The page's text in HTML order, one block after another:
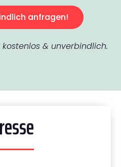
anfragen!
kostenlos & unverbindlich.